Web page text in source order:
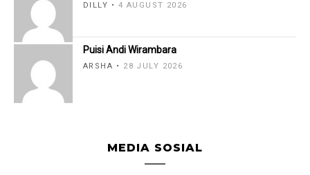
DILLY 4 AUGUST 2026
Puisi Andi Wirambara
ARSHA 28 JULY 2026
MEDIA SOSIAL